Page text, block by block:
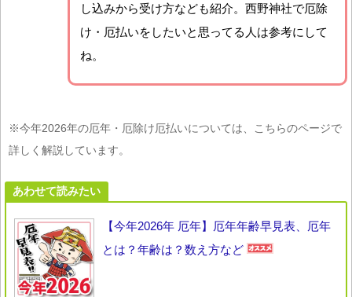
し込みから受け方なども紹介。西野神社で厄除
け・厄払いをしたいと思ってる人は参考にして
ね。
※今年2026年の厄年・厄除け厄払いについては、こちらのページで
詳しく解説しています。
あわせて読みたい
【今年2026年 厄年】厄年年齢早見表、厄年
とは？年齢は？数え方など